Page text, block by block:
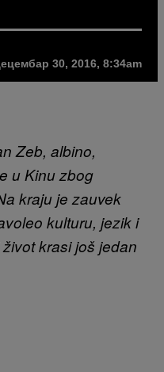
30, 2016, 8:34am
Zeb, albino,
u Kinu zbog
kraju je zauvek
kulturu, jezik i
krasi još jedan